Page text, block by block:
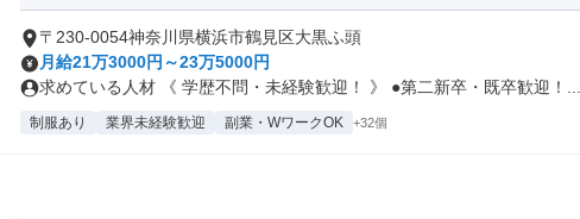
〒230-0054神奈川県横浜市鶴見区大黒ふ頭
月給21万3000円～23万5000円
求めている人材 《 学歴不問・未経験歓迎！ 》 ●第二新卒・既卒歓迎！...
制服あり 業界未経験歓迎 副業・WワークOK +32個